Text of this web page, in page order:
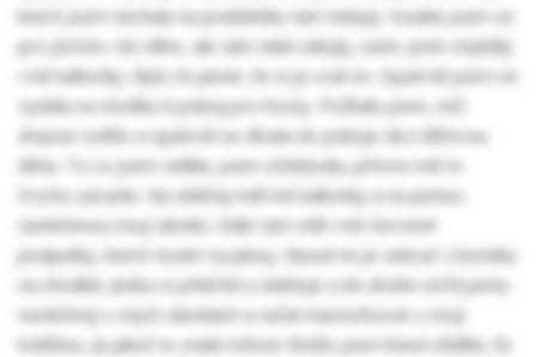
které jsem nechala na prádelníku tam nebyly. Koukla jsem se
pro jistotu i do něho, ale tam také nabyly, navíc jsem chyběly
i mé kalhotky. Bylo mi jasné, že si je vzal on. Opatrně jsem se
vydala na chodbu k pokoji pro hosty. Počkala jsem, než
zhasne světlo a opatrně se dívala do pokoje skrz klíčovou
dírku. To co jsem viděla, jsem očekávala, přesto mě to
trochu zarazilo. Na obličeji měl mé kalhotky a na penisu
navlečenou moji silonku. Dále tam měl i mé červené
podpatky, které nosím na plesy. Musel mi je sebrat z botníku
na chodbě. Jednu si přidržel u obličeje a do druhé strčil penis
navlečený v mých silonkách a začal masturbovat s mojí
lodičkou. Já jakož to znalá tohoto fetiše jsem hned věděla, že